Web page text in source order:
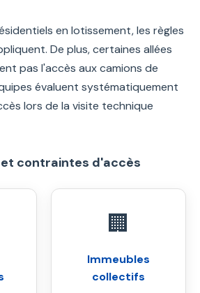
en lotissement, les règles
De plus, certaines allées
pas l'accès aux camions de
évaluent systématiquement
lors de la visite technique
contraintes d'accès
🏢
Immeubles
collectifs